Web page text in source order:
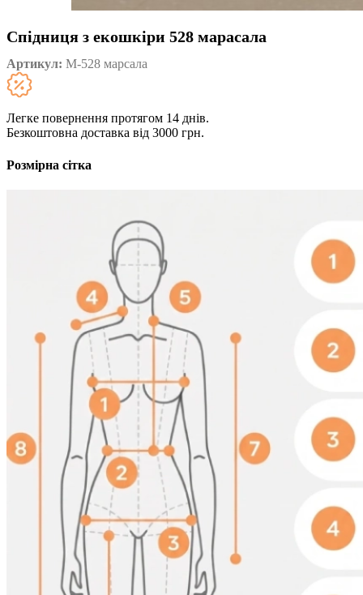
Спідниця з екошкіри 528 марасала
Артикул: М-528 марсала
Легке повернення протягом 14 днів.
Безкоштовна доставка від 3000 грн.
Розмірна сітка